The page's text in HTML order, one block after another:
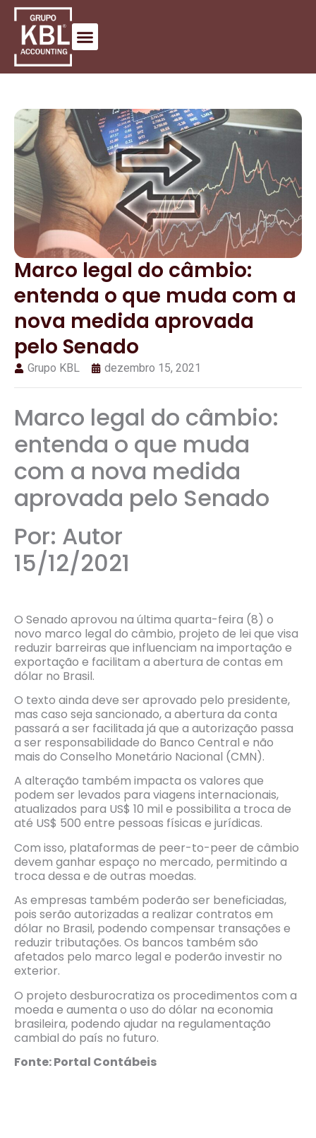
Marco legal do câmbio:
entenda o que muda com a
nova medida aprovada
pelo Senado
Grupo KBL dezembro 15, 2021
Marco legal do câmbio:
entenda o que muda
com a nova medida
aprovada pelo Senado
Por: Autor
15/12/2021
O Senado aprovou na última quarta-feira (8) o
novo marco legal do câmbio, projeto de lei que visa
reduzir barreiras que influenciam na importação e
exportação e facilitam a abertura de contas em
dólar no Brasil.
O texto ainda deve ser aprovado pelo presidente,
mas caso seja sancionado, a abertura da conta
passará a ser facilitada já que a autorização passa
a ser responsabilidade do Banco Central e não
mais do Conselho Monetário Nacional (CMN).
A alteração também impacta os valores que
podem ser levados para viagens internacionais,
atualizados para US$ 10 mil e possibilita a troca de
até US$ 500 entre pessoas físicas e jurídicas.
Com isso, plataformas de peer-to-peer de câmbio
devem ganhar espaço no mercado, permitindo a
troca dessa e de outras moedas.
As empresas também poderão ser beneficiadas,
pois serão autorizadas a realizar contratos em
dólar no Brasil, podendo compensar transações e
reduzir tributações. Os bancos também são
afetados pelo marco legal e poderão investir no
exterior.
O projeto desburocratiza os procedimentos com a
moeda e aumenta o uso do dólar na economia
brasileira, podendo ajudar na regulamentação
cambial do país no futuro.
Fonte: Portal Contábeis